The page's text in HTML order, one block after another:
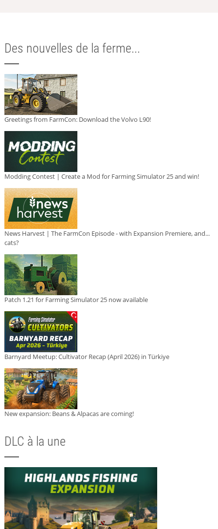
Des nouvelles de la ferme...
Greetings from FarmCon: Download the Volvo L90!
Modding Contest | Create a Mod for Farming Simulator 25 and win!
News Harvest | The FarmCon Episode - with Expansion Premiere, and...
cats?
Patch 1.21 for Farming Simulator 25 now available
Barnyard Meetup: Cultivator Recap (April 2026) in Türkiye
New expansion: Beans & Alpacas are coming!
DLC à la une